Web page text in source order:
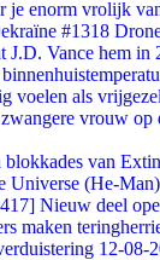
je enorm vrolijk
#1318
J.D. Vance hem in
voelen als
vrouw op
blokkades van
Universe (He-Man)
Nieuw deel
maken
12-08-